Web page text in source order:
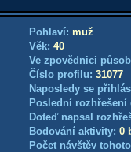
Pohlaví: muž
Věk: 40
Ve zpovědnici
Číslo profilu: 31077
Naposledy se
Poslední
Doteď napsal
Bodování aktivity: 0
Počet návštěv